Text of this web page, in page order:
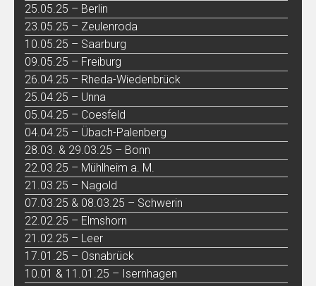
25.05.25 – Berlin
23.05.25 – Zeulenroda
10.05.25 – Saarburg
09.05.25 – Freiburg
26.04.25 – Rheda-Wiedenbrück
25.04.25 – Unna
05.04.25 – Coesfeld
04.04.25 – Übach-Palenberg
28.03. & 29.03.25 – Bonn
22.03.25 – Mühlheim a. M.
21.03.25 – Nagold
07.03.25 & 08.03.25 – Schwerin
22.02.25 – Elmshorn
21.02.25 – Leer
17.01.25 – Osnabrück
10.01 & 11.01.25 – Isernhagen